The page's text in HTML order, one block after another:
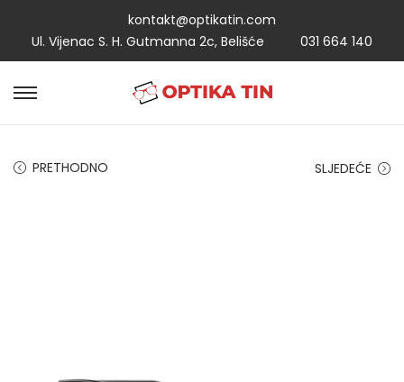
kontakt@optikatin.com
Ul. Vijenac S. H. Gutmanna 2c, Belišće
031 664 140
PRETHODNO SLJEDEĆE